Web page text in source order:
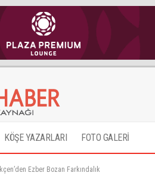
KÖŞE YAZARLARI FOTO GALERİ
Ezber Bozan Farkındalık